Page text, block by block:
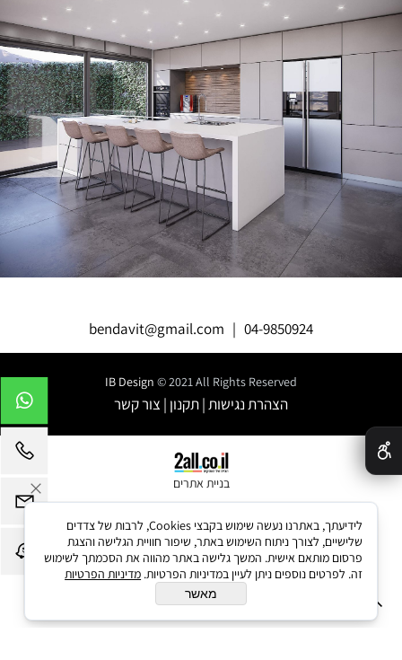
bendavit@gmail.com | 04-9850924
IB Design © 2021 All Rights Reserved
הצהרת נגישות|תקנון | צור קשר
בניית אתרים
לידיעתך, באתרנו נעשה שימוש בקבצי Cookies, לרבות של צדדים
שלישיים, לצורך ניתוח השימוש באתר, שיפור חוויית הגלישה והצגת
פרסום מותאם אישית. המשך גלישה באתר מהווה את הסכמתך לשימוש
זה. לפרטים נוספים ניתן לעיין במדיניות הפרטיות. מדיניות הפרטיות
מאשר